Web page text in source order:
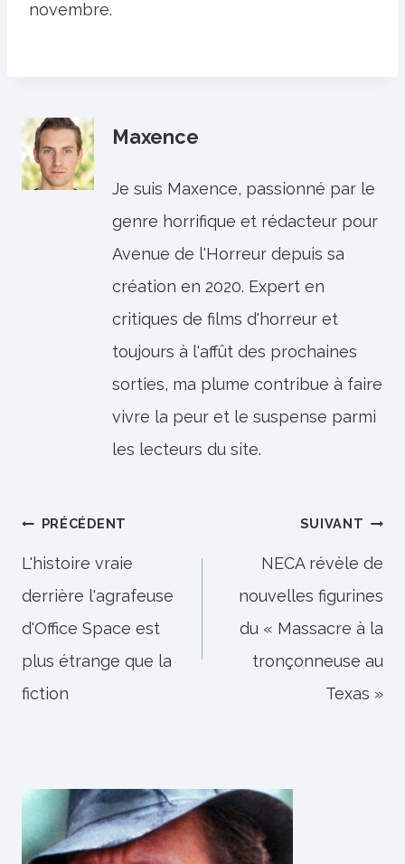
novembre.
Maxence
Je suis Maxence, passionné par le
genre horrifique et rédacteur pour
Avenue de l'Horreur depuis sa
création en 2020. Expert en
critiques de films d'horreur et
toujours à l'affût des prochaines
sorties, ma plume contribue à faire
vivre la peur et le suspense parmi
les lecteurs du site.
Navigation
de
l’article
PRÉCÉDENT
L'histoire vraie
derrière l'agrafeuse
d'Office Space est
plus étrange que la
fiction
SUIVANT
NECA révèle de
nouvelles figurines
du « Massacre à la
tronçonneuse au
Texas »